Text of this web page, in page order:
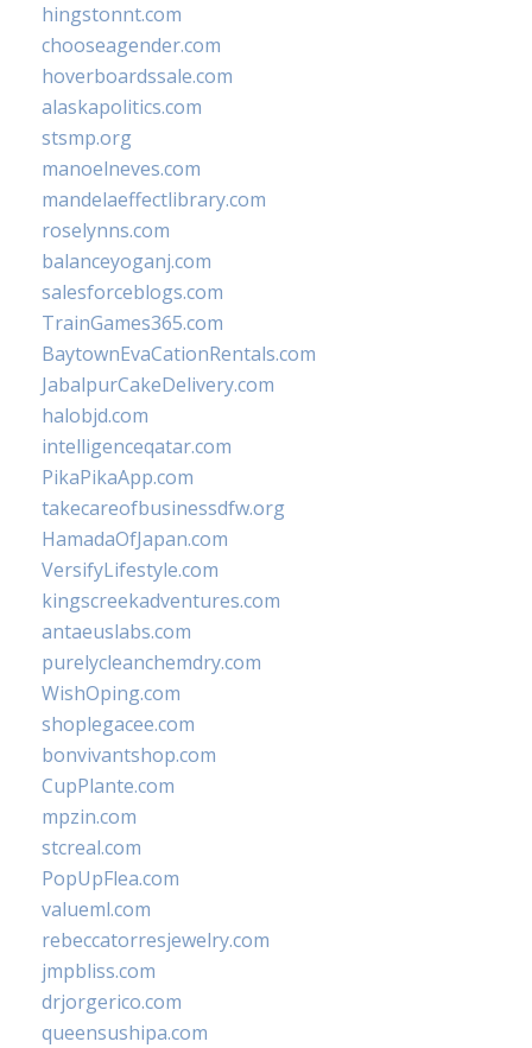
hingstonnt.com
chooseagender.com
hoverboardssale.com
alaskapolitics.com
stsmp.org
manoelneves.com
mandelaeffectlibrary.com
roselynns.com
balanceyoganj.com
salesforceblogs.com
TrainGames365.com
BaytownEvaCationRentals.com
JabalpurCakeDelivery.com
halobjd.com
intelligenceqatar.com
PikaPikaApp.com
takecareofbusinessdfw.org
HamadaOfJapan.com
VersifyLifestyle.com
kingscreekadventures.com
antaeuslabs.com
purelycleanchemdry.com
WishOping.com
shoplegacee.com
bonvivantshop.com
CupPlante.com
mpzin.com
stcreal.com
PopUpFlea.com
valueml.com
rebeccatorresjewelry.com
jmpbliss.com
drjorgerico.com
queensushipa.com